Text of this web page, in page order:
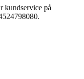
kundservice på